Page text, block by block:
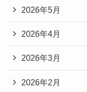
2026年5月
2026年4月
2026年3月
2026年2月